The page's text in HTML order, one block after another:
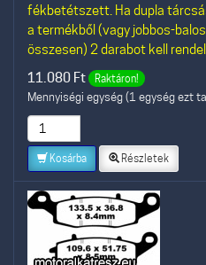
fékbetétszett. Ha dupla
a termékből (vagy jobbos-
összesen) 2 darabot kell
11.080 Ft Raktáron!
Mennyiségi egység (1 egység ezt
Kosárba Részletek